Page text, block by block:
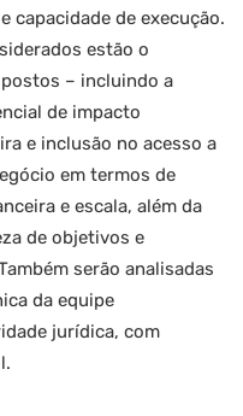
capacidade de execução.
estão o
– incluindo a
de impacto
e inclusão no acesso a
em termos de
e escala, além da
de objetivos e
serão analisadas
da equipe
jurídica, com